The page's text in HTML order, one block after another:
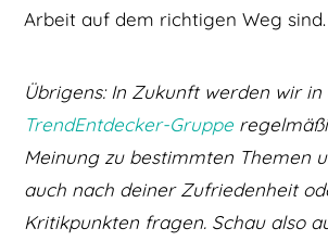
Arbeit auf dem richtigen Weg sind.
Übrigens: In Zukunft werden wir in
TrendEntdecker-Gruppe
Meinung zu bestimmten Themen
auch nach deiner Zufriedenheit
Kritikpunkten fragen. Schau also